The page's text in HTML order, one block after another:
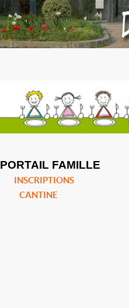
PORTAIL FAMILLE
INSCRIPTIONS
CANTINE